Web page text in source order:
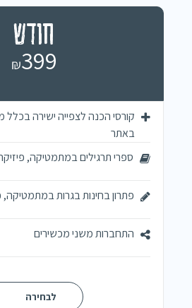
חודש
₪399
קורסי הכנה לצפייה ישירה בכלל
באתר
ספרי תרגילים במתמטיקה,
פתרון בחינות בגרות במתמטיקה,
התחברות משני מכשירים
לבחירה